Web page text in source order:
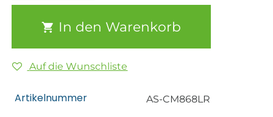
In den Warenkorb
Auf die Wunschliste
Artikelnummer AS-CM868LR